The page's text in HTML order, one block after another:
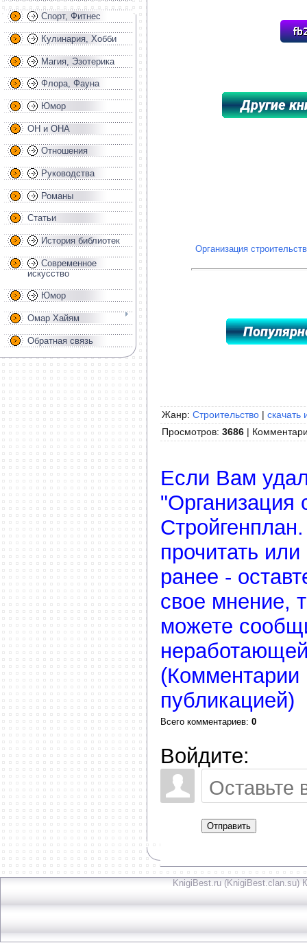
Спорт, Фитнес
Кулинария, Хобби
Магия, Эзотерика
Флора, Фауна
Юмор
ОН и ОНА
Отношения
Руководства
Романы
Статьи
История библиотек
Современное
искусство
Юмор
Омар Хайям
Обратная связь
Организация
Жанр: Строительство | скачать
Просмотров: 3686 |
Если Вам
"Организация
прочитать
ранее -
свое мнение,
можете
(Комментарии
публикацией)
Всего комментариев: 0
Войдите:
Отправить
KnigiBest.ru (KnigiBest.clan.su)